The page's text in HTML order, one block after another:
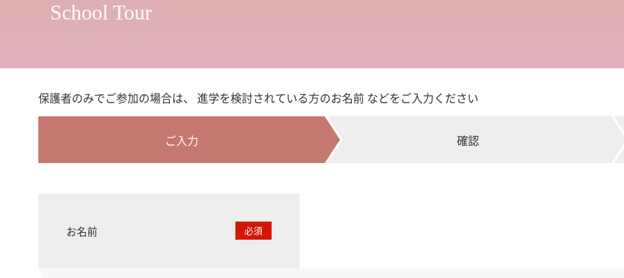
School Tour
保護者のみでご参加の場合は、 進学を検討されている方のお名前 などをご入力ください
ご入力 確認
お名前 必須